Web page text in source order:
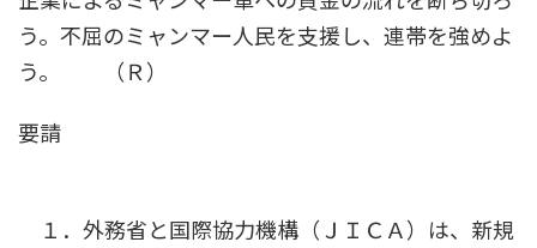
う。不屈のミャンマー人民を支援し、連帯を強めよ
う。 （Ｒ）
要請
１．外務省と国際協力機構（ＪＩＣＡ）は、新規